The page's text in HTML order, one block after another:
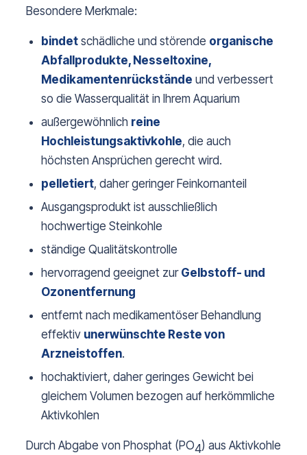
Besondere Merkmale:
bindet schädliche und störende organische
Abfallprodukte, Nesseltoxine,
Medikamentenrückstände und verbessert
so die Wasserqualität in Ihrem Aquarium
außergewöhnlich reine
Hochleistungsaktivkohle, die auch
höchsten Ansprüchen gerecht wird.
pelletiert, daher geringer Feinkornanteil
Ausgangsprodukt ist ausschließlich
hochwertige Steinkohle
ständige Qualitätskontrolle
hervorragend geeignet zur Gelbstoff- und
Ozonentfernung
entfernt nach medikamentöser Behandlung
effektiv unerwünschte Reste von
Arzneistoffen.
hochaktiviert, daher geringes Gewicht bei
gleichem Volumen bezogen auf herkömmliche
Aktivkohlen
Durch Abgabe von Phosphat (PO4) aus Aktivkohle